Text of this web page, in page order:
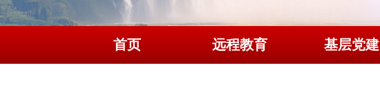
首页 远程教育 基层党建